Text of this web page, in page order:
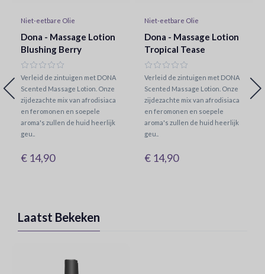
Niet-eetbare Olie
Dona - Massage Lotion
Blushing Berry
Verleid de zintuigen met DONA
Scented Massage Lotion. Onze
zijdezachte mix van afrodisiaca
en feromonen en soepele
aroma's zullen de huid heerlijk
geu..
€ 14,90
Niet-eetbare Olie
Dona - Massage Lotion
Tropical Tease
Verleid de zintuigen met DONA
Scented Massage Lotion. Onze
zijdezachte mix van afrodisiaca
en feromonen en soepele
aroma's zullen de huid heerlijk
geu..
€ 14,90
Laatst Bekeken